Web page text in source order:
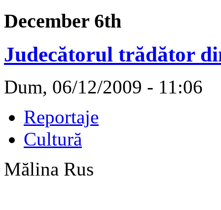
December 6th
Judecătorul trădător
Dum, 06/12/2009 - 11:06
Reportaje
Cultură
Mălina Rus